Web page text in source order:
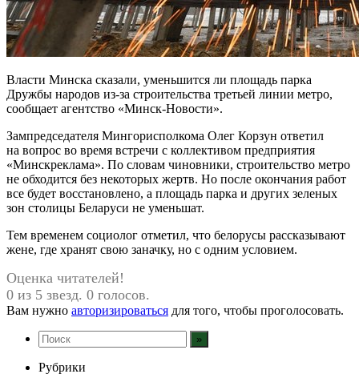
Власти Минска сказали, уменьшится ли площадь парка
Дружбы народов из-за строительства третьей линии метро,
сообщает агентство «Минск-Новости».
Зампредседателя Мингорисполкома Олег Корзун ответил
на вопрос во время встречи с коллективом предприятия
«Минскреклама». По словам чиновники, строительство метро
не обходится без некоторых жертв. Но после окончания работ
все будет восстановлено, а площадь парка и других зеленых
зон столицы Беларуси не уменьшат.
Тем временем социолог отметил, что белорусы рассказывают
жене, где хранят свою заначку, но с одним условием.
Оценка читателей!
0 из 5 звезд. 0 голосов.
Вам нужно авторизироваться для того, чтобы проголосовать.
Рубрики